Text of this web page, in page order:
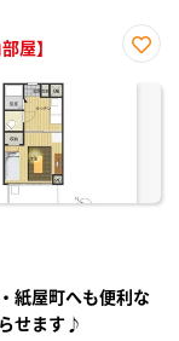
屋】
に入
紙屋町へも便利な
せます♪